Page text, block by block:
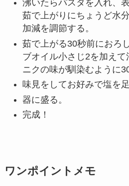
沸いたらパスタを入れ、
茹で上がりにちょうど水
加減を調節する。
茹で上がる30秒前におろ
ブオイル小さじ2を加え
ニクの味が馴染むように
味見をしてお好みで塩を足
器に盛る。
完成！
ワンポイントメモ